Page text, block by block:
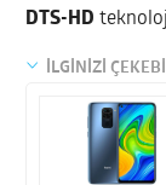
DTS-HD
İLGİNİZİ